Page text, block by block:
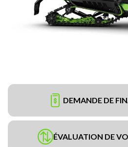
DEMANDE DE
ÉVALUATION DE